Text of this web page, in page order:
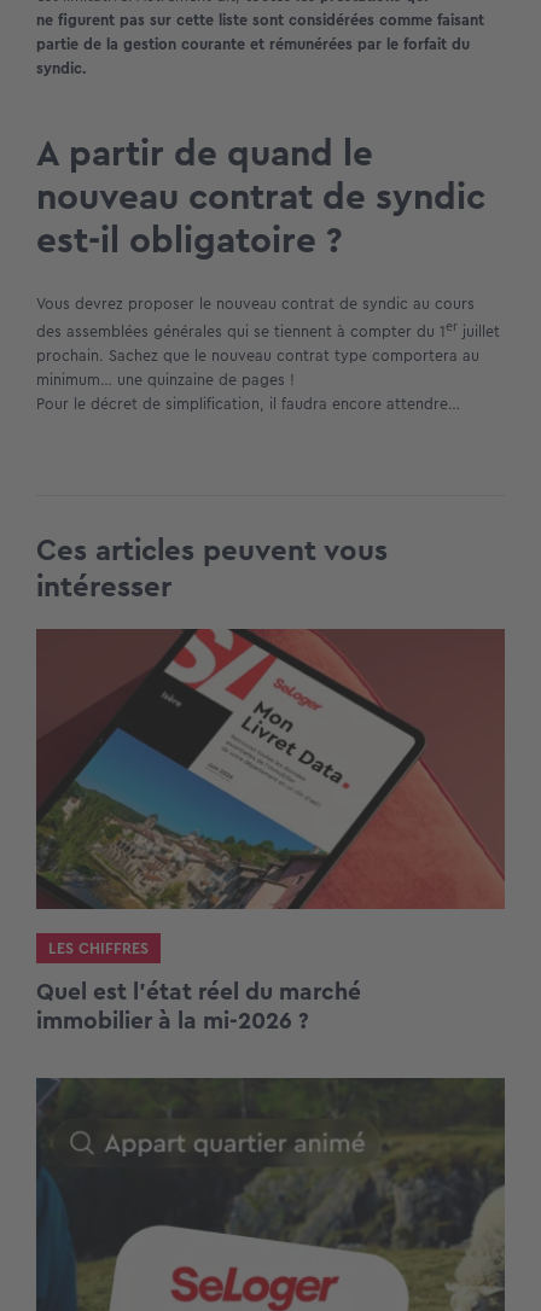
ne figurent pas sur cette liste sont considérées comme faisant
partie de la gestion courante et rémunérées par le forfait du
syndic.
A partir de quand le
nouveau contrat de syndic
est-il obligatoire ?
Vous devrez proposer le nouveau contrat de syndic au cours
des assemblées générales qui se tiennent à compter du 1er juillet
prochain. Sachez que le nouveau contrat type comportera au
minimum… une quinzaine de pages !
Pour le décret de simplification, il faudra encore attendre…
Ces articles peuvent vous
intéresser
LES CHIFFRES
Quel est l’état réel du marché
immobilier à la mi-2026 ?